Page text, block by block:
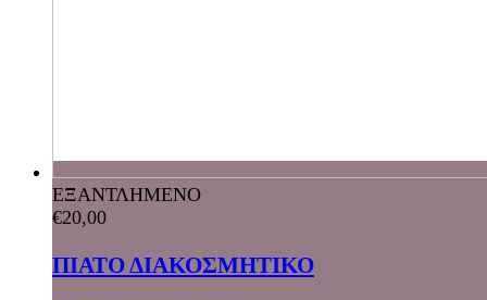
ΕΞΑΝΤΛΗΜΕΝΟ
€20,00
ΠΙΑΤΟ ΔΙΑΚΟΣΜΗΤΙΚΟ